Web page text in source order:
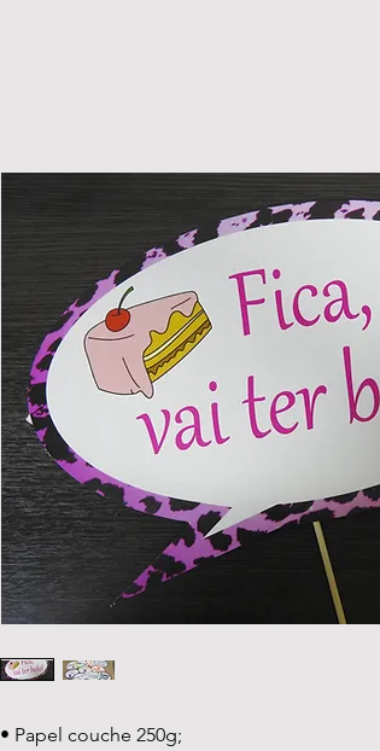
• Papel couche 250g;